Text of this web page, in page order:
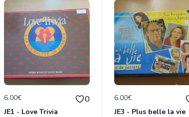
6.00€ 0
JE1 - Love Trivia
6.00€
JE3 - Plus belle la vie